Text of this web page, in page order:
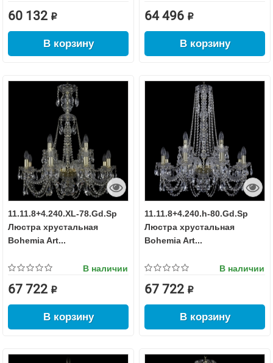
60 132 ₽
В корзину
64 496 ₽
В корзину
11.11.8+4.240.XL-78.Gd.Sp
Люстра хрустальная
Bohemia Art...
В наличии
67 722 ₽
В корзину
11.11.8+4.240.h-80.Gd.Sp
Люстра хрустальная
Bohemia Art...
В наличии
67 722 ₽
В корзину